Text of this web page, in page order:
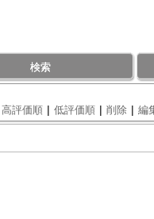
検索
高評価順 | 低評価順 | 削除 | 編